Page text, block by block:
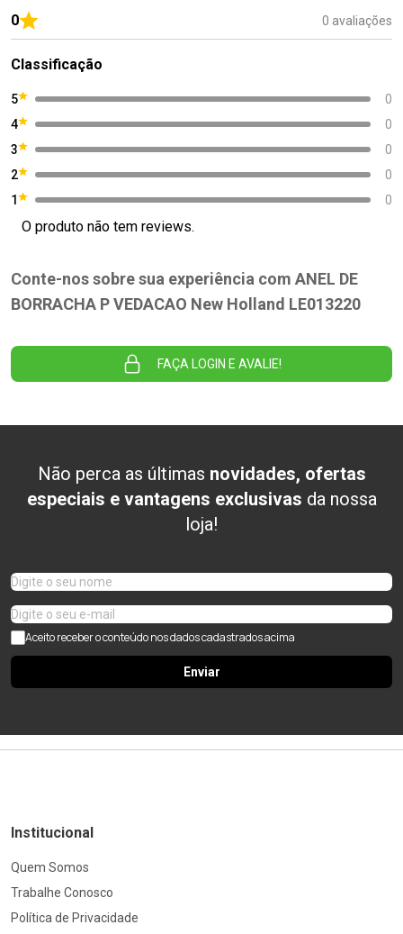
0 0 avaliações
Classificação
5
0
4
0
3
0
2
0
1
0
O produto não tem reviews.
Conte-nos sobre sua experiência com ANEL DE
BORRACHA P VEDACAO New Holland LE013220
FAÇA LOGIN E AVALIE!
Não perca as últimas novidades, ofertas
especiais e vantagens exclusivas da nossa
loja!
Aceito receber o conteúdo nos dados cadastrados acima
Enviar
Institucional
Quem Somos
Trabalhe Conosco
Política de Privacidade